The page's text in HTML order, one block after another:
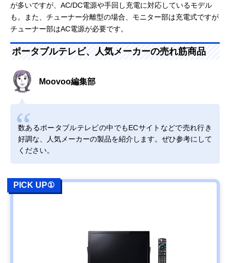
が多いですが、AC/DC電源や手回し充電に対応しているモデル
も。また、チューナー分離型の場合、モニター部は充電式ですが
チューナー部はAC電源が必要です。
ポータブルテレビ、人気メーカーの売れ筋商品
Moovoo編集部
数あるポータブルテレビの中でもECサイトなどで売れ行き
好調な、人気メーカーの製品を紹介します。ぜひ参考にして
ください。
PICK UP①